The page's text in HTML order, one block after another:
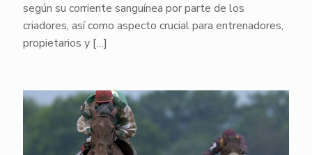
según su corriente sanguínea por parte de los
criadores, así como aspecto crucial para entrenadores,
propietarios y […]